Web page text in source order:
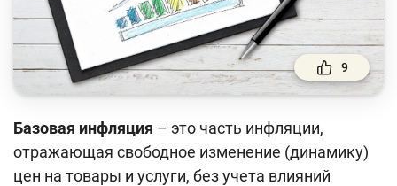
Права потребителей банковских услуг
Предпринимательство
Исламское финансирование
Учебные материалы
Проекты
9
Базовая инфляция – это часть инфляции,
отражающая свободное изменение (динамику)
цен на товары и услуги, без учета влияний